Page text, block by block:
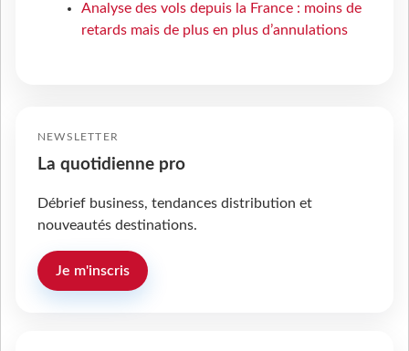
Analyse des vols depuis la France : moins de
retards mais de plus en plus d’annulations
NEWSLETTER
La quotidienne pro
Débrief business, tendances distribution et
nouveautés destinations.
Je m'inscris